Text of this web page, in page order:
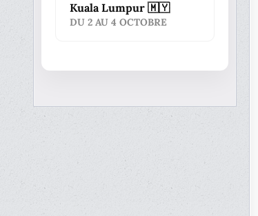
Kuala Lumpur 🇲🇾
DU 2 AU 4 OCTOBRE